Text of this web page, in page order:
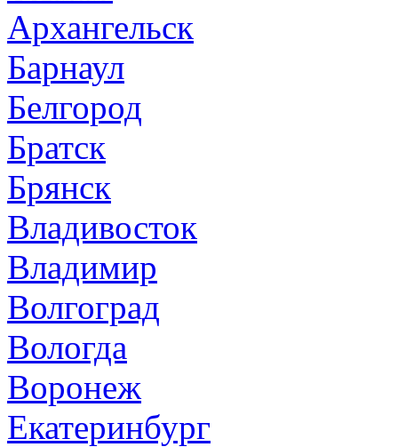
Архангельск
Барнаул
Белгород
Братск
Брянск
Владивосток
Владимир
Волгоград
Вологда
Воронеж
Екатеринбург